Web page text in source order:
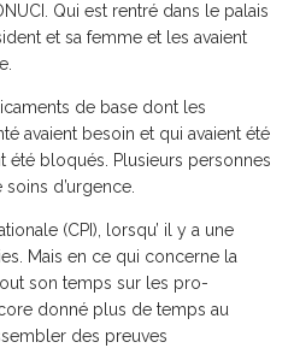
Qui est rentré dans le palais
et sa femme et les avaient
de base dont les
avaient besoin et qui avaient été
été bloqués. Plusieurs personnes
d’urgence.
(CPI), lorsqu’ il y a une
Mais en ce qui concerne la
son temps sur les pro-
donné plus de temps au
des preuves